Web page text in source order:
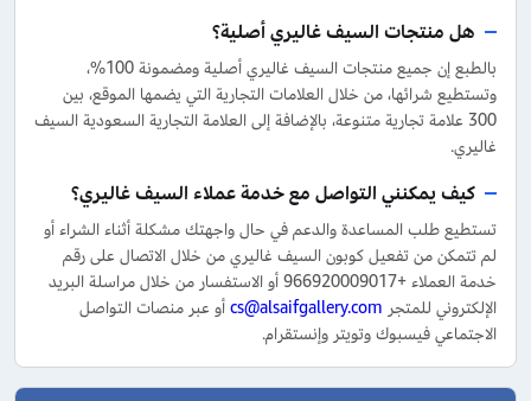
هل منتجات السيف غاليري أصلية؟
بالطبع إن جميع منتجات السيف غاليري أصلية ومضمونة 100%،
وتستطيع شرائها، من خلال العلامات التجارية التي يضمها الموقع، بين
300 علامة تجارية متنوعة، بالإضافة إلى العلامة التجارية السعودية السيف
غاليري.
كيف يمكنني التواصل مع خدمة عملاء السيف غاليري؟
تستطيع طلب المساعدة والدعم في حال واجهتك مشكلة أثناء الشراء أو
لم تتمكن من تفعيل كوبون السيف غاليري من خلال الاتصال على رقم
خدمة العملاء +966920009017 أو الاستفسار من خلال مراسلة البريد
الإلكتروني للمتجر cs@alsaifgallery.comأو عبر منصات التواصل
الاجتماعي فيسبوك وتويتر وإنستقرام.